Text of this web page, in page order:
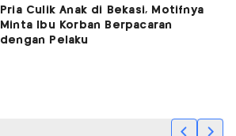
Pria Culik Anak di Bekasi, Motifnya
Minta Ibu Korban Berpacaran
dengan Pelaku